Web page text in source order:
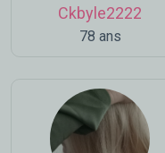
Ckbyle2222
78 ans